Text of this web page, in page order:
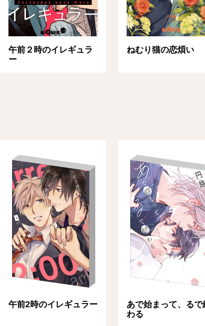
午前２時のイレギュラ
ー
ねむり猫の恋煩い
午前2時のイレギュラー
あで始まって、るで
わる